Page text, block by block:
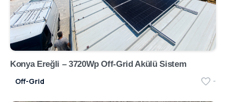
Konya Ereğli – 3720Wp Off-Grid Akülü Sistem
Off-Grid
-